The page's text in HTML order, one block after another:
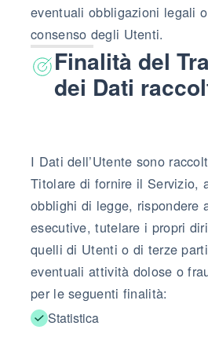
eventuali obbligazioni legali
consenso degli Utenti.
Finalità del
dei Dati
I Dati dell’Utente sono
Titolare di fornire il Servizio,
obblighi di legge, rispondere
esecutive, tutelare i propri
quelli di Utenti o di terze
eventuali attività dolose o
per le seguenti finalità:
Statistica